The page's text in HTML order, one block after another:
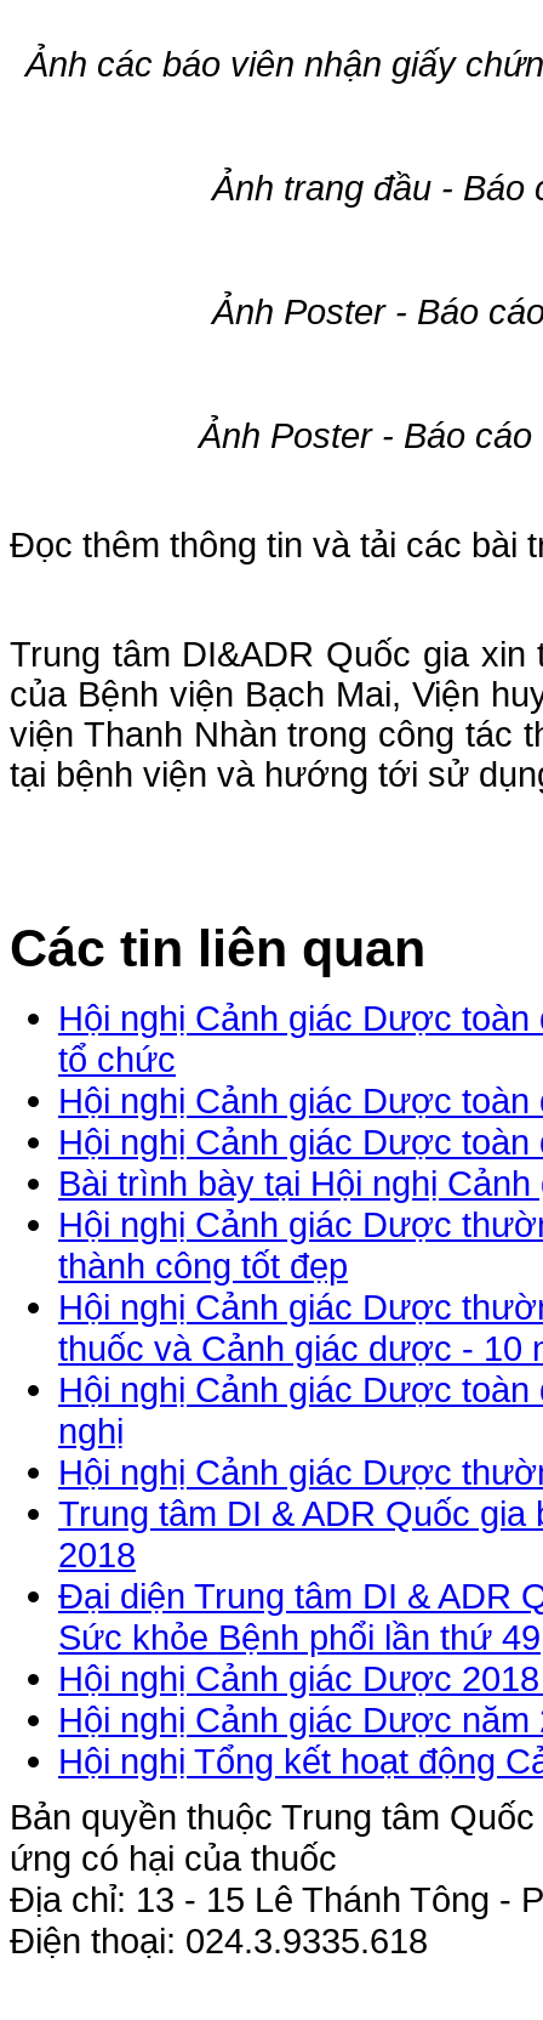
Ảnh các báo viên nhận giấy
Ảnh trang đầu - Báo
Ảnh Poster - Báo
Ảnh Poster - Báo
Đọc thêm thông tin và tải các bài
Trung tâm DI&ADR Quốc gia
của Bệnh viện Bạch Mai, Viện
viện Thanh Nhàn trong công tác
tại bệnh viện và hướng tới sử
Các tin liên quan
Hội nghị Cảnh giác Dược
tổ chức
Hội nghị Cảnh giác Dược
Hội nghị Cảnh giác Dược
Bài trình bày tại Hội nghị
Hội nghị Cảnh giác Dược
thành công tốt đẹp
Hội nghị Cảnh giác Dược
thuốc và Cảnh giác dược - 10
Hội nghị Cảnh giác Dược
nghị
Hội nghị Cảnh giác Dược
Trung tâm DI & ADR Quốc
2018
Đại diện Trung tâm DI & ADR
Sức khỏe Bệnh phổi lần thứ 49
Hội nghị Cảnh giác Dược
Hội nghị Cảnh giác Dược năm
Hội nghị Tổng kết hoạt động
Bản quyền thuộc Trung tâm
ứng có hại của thuốc
Địa chỉ: 13 - 15 Lê Thánh Tông -
Điện thoại: 024.3.9335.618